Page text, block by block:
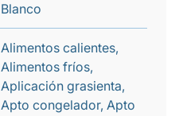
Blanco
Alimentos calientes,
Alimentos fríos,
Aplicación grasienta,
Apto congelador, Apto